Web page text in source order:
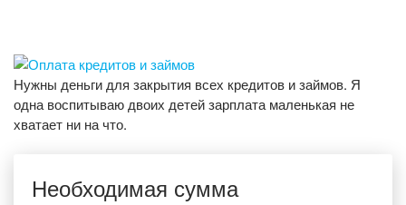
Нужны деньги для закрытия всех кредитов и займов. Я
одна воспитываю двоих детей зарплата маленькая не
хватает ни на что.
Необходимая сумма